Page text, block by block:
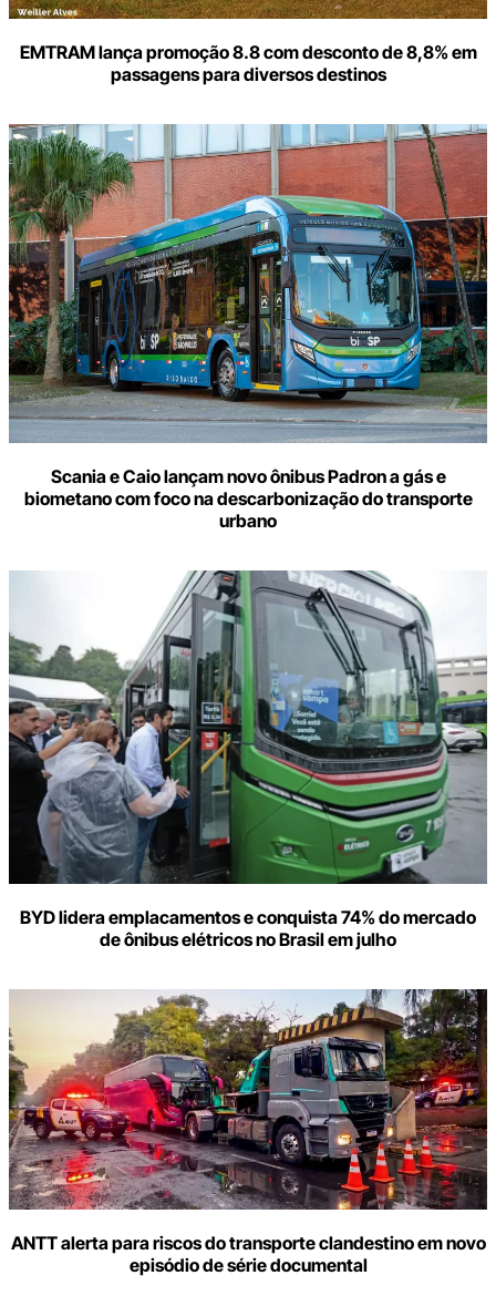
EMTRAM lança promoção 8.8 com desconto de 8,8% em
passagens para diversos destinos
Scania e Caio lançam novo ônibus Padron a gás e
biometano com foco na descarbonização do transporte
urbano
BYD lidera emplacamentos e conquista 74% do mercado
de ônibus elétricos no Brasil em julho
ANTT alerta para riscos do transporte clandestino em novo
episódio de série documental